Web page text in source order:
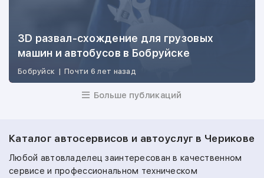
3D развал-схождение для грузовых
машин и автобусов в Бобруйске
Бобруйск | Почти 6 лет назад
Больше публикаций
Каталог автосервисов и автоуслуг в Черикове
Любой автовладелец заинтересован в качественном
сервисе и профессиональном техническом